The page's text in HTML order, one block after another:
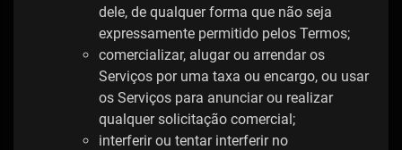
dele, de qualquer forma que não seja
expressamente permitido pelos Termos;
comercializar, alugar ou arrendar os
Serviços por uma taxa ou encargo, ou usar
os Serviços para anunciar ou realizar
qualquer solicitação comercial;
interferir ou tentar interferir no